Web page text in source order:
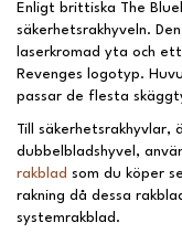
Enligt brittiska The
säkerhetsrakhyveln.
laserkromad yta och
Revenges logotyp.
passar de flesta
Till säkerhetsrakhyvlar,
dubbelbladshyvel,
rakblad som du köper
rakning då dessa
systemrakblad.